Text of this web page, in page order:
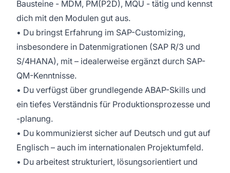
Bausteine - MDM, PM(P2D), MQU - tätig und kennst
dich mit den Modulen gut aus.
• Du bringst Erfahrung im SAP-Customizing,
insbesondere in Datenmigrationen (SAP R/3 und
S/4HANA), mit – idealerweise ergänzt durch SAP-
QM-Kenntnisse.
• Du verfügst über grundlegende ABAP-Skills und
ein tiefes Verständnis für Produktionsprozesse und
-planung.
• Du kommunizierst sicher auf Deutsch und gut auf
Englisch – auch im internationalen Projektumfeld.
• Du arbeitest strukturiert, lösungsorientiert und